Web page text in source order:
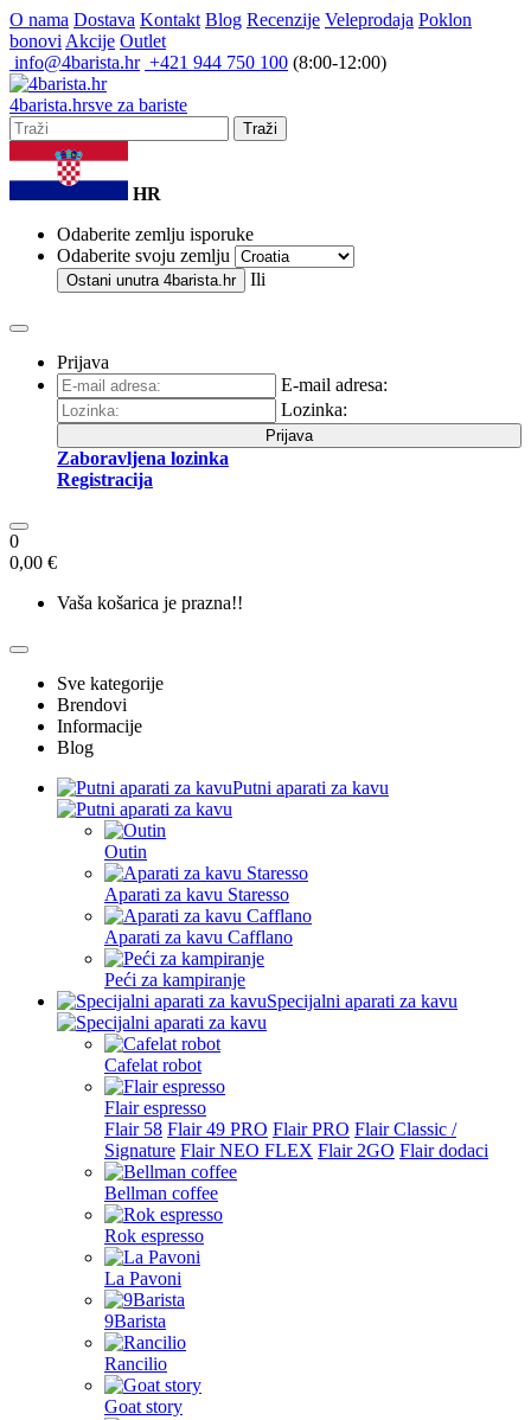
O nama Dostava Kontakt Blog Recenzije Veleprodaja Poklon
bonovi Akcije Outlet
info@4barista.hr +421 944 750 100 (8:00-12:00)
4barista.hrsve za bariste
Traži
HR
Odaberite zemlju isporuke
Odaberite svoju zemlju
Ostani unutra 4barista.hr Ili
Prijava
E-mail adresa:
Lozinka:
Prijava
Zaboravljena lozinka
Registracija
0
0,00 €
Vaša košarica je prazna!!
Sve kategorije
Brendovi
Informacije
Blog
Putni aparati za kavu
Outin
Aparati za kavu Staresso
Aparati za kavu Cafflano
Peći za kampiranje
Specijalni aparati za kavu
Cafelat robot
Flair espresso
Flair 58 Flair 49 PRO Flair PRO Flair Classic /
Signature Flair NEO FLEX Flair 2GO Flair dodaci
Bellman coffee
Rok espresso
La Pavoni
9Barista
Rancilio
Goat story